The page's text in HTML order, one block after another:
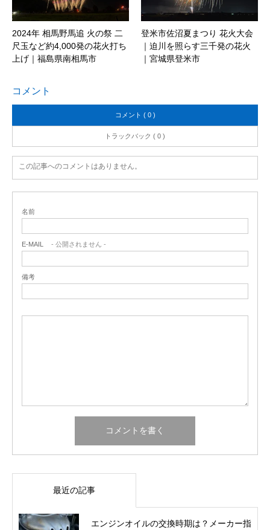
2024年 相馬野馬追 火の祭 二
尺玉など約4,000発の花火打ち
上げ｜福島県南相馬市
登米市佐沼夏まつり 花火大会
｜迫川を照らす三千発の花火
｜宮城県登米市
コメント
コメント ( 0 )
トラックバック ( 0 )
この記事へのコメントはありません。
名前
E-MAIL - 公開されません -
備考
最近の記事
エンジンオイルの交換時期は？メーカー指